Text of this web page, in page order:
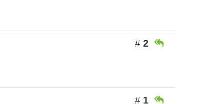
# 2 
# 1 